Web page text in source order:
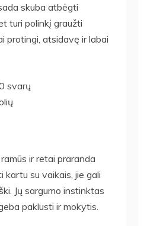
skuba atbėgti
turi polinkį graužti
protingi, atsidavę ir labai
svarų
ir retai praranda
su vaikais, jie gali
Jų sargumo instinktas
paklusti ir mokytis.